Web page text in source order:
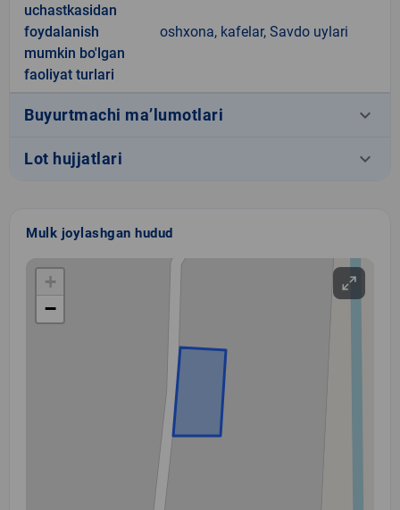
uchastkasidan
foydalanish
mumkin bo'lgan
faoliyat turlari
oshxona, kafelar, Savdo uylari
Buyurtmachi ma’lumotlari keyboard_arrow_down
Lot hujjatlari keyboard_arrow_down
Mulk joylashgan hudud
+
−